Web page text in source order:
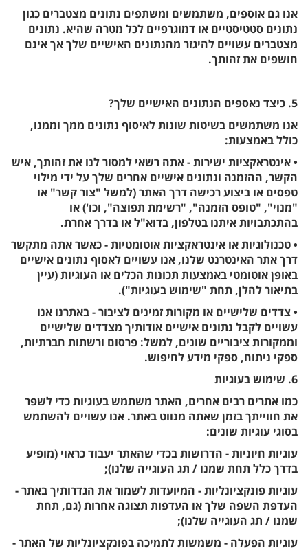
אנו גם אוספים, משתמשים ומשתפים נתונים מצטברים כגון
נתונים סטטיסטיים או דמוגרפיים לכל מטרה שהיא. נתונים
מצטברים עשויים להיגזר מהנתונים האישיים שלך אך אינם
חושפים את זהותך.
5. כיצד נאספים הנתונים האישיים שלך?
אנו משתמשים בשיטות שונות לאיסוף נתונים ממך וממנו,
כולל באמצעות:
• אינטראקציות ישירות - אתה רשאי למסור לנו את זהותך, איש
הקשר, ההזמנה ונתונים אישיים אחרים שלך על ידי מילוי
טפסים או ביצוע רכישה דרך האתר (למשל "צור קשר" או
"מנוי", "טופס הזמנה", "רשימת תפוצה", וכו') או
בהתכתבויות איתנו בטלפון, בדוא"ל או בדרך אחרת.
• טכנולוגיות או אינטראקציות אוטומטיות - כאשר אתה מתקשר
דרך אתר האינטרנט שלנו, אנו עשויים לאסוף נתונים אישיים
באופן אוטומטי באמצעות תכונות הכלים או העוגיות (עיין
בתיאור להלן, תחת "שימוש בעוגיות").
• צדדים שלישיים או מקורות זמינים לציבור - באתרנו אנו
עשויים לקבל נתונים אישיים אודותיך מצדדים שלישיים
וממקורות ציבוריים שונים, למשל: פרסום ורשתות חברתיות,
ספקי ניתוח, ספקי מידע לחיפוש.
6. שימוש בעוגיות
כמו אתרים רבים אחרים, האתר משתמש בעוגיות כדי לשפר
את חווייתך בזמן שאתה מנווט באתר. אנו עשויים להשתמש
בסוגי עוגיות שונים:
עוגיות חיוניות - הדרושות בכדי שהאתר יעבוד כראוי (מופיע
בדרך כלל תחת שמנו / תג העוגייה שלנו);
עוגיות פונקציונליות - המיועדות לשמור את הגדרותיך באתר -
העדפת השפה שלך או העדפות תצוגה אחרות (גם, תחת
שמנו / תג העוגייה שלנו);
עוגיות הפעלה - משמשות לתמיכה בפונקציונליות של האתר -